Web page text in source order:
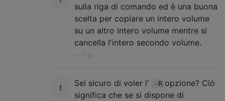
sulla riga di comando ed è una buona
scelta per copiare un intero volume
su un altro intero volume mentre si
cancella l'intero secondo volume.
Pas
Sei sicuro di voler l' -R opzione? Ciò
significa che se si dispone di